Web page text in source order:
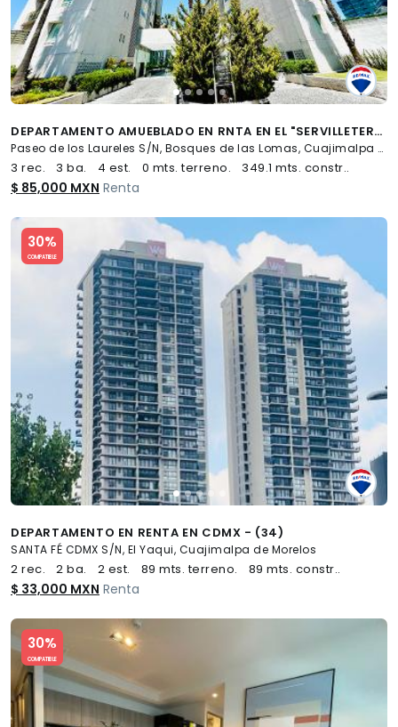
DEPARTAMENTO AMUEBLADO EN RNTA EN EL "SERVILLETERO" - (34)
Paseo de los Laureles S/N, Bosques de las Lomas, Cuajimalpa de Morelos
3 rec. 3 ba. 4 est. 0 mts. terreno. 349.1 mts. constr..
$ 85,000 MXN Renta
30%
COMPATIBLE
Slide 1 of 5
DEPARTAMENTO EN RENTA EN CDMX - (34)
SANTA FÉ CDMX S/N, El Yaqui, Cuajimalpa de Morelos
2 rec. 2 ba. 2 est. 89 mts. terreno. 89 mts. constr..
$ 33,000 MXN Renta
30%
COMPATIBLE
Slide 1 of 5